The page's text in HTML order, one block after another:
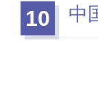
10 中